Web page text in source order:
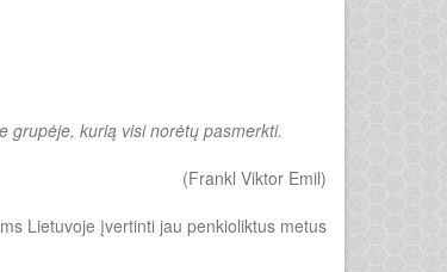
grupėje, kurią visi norėtų pasmerkti.
(Frankl Viktor Emil)
Lietuvoje įvertinti jau penkioliktus metus